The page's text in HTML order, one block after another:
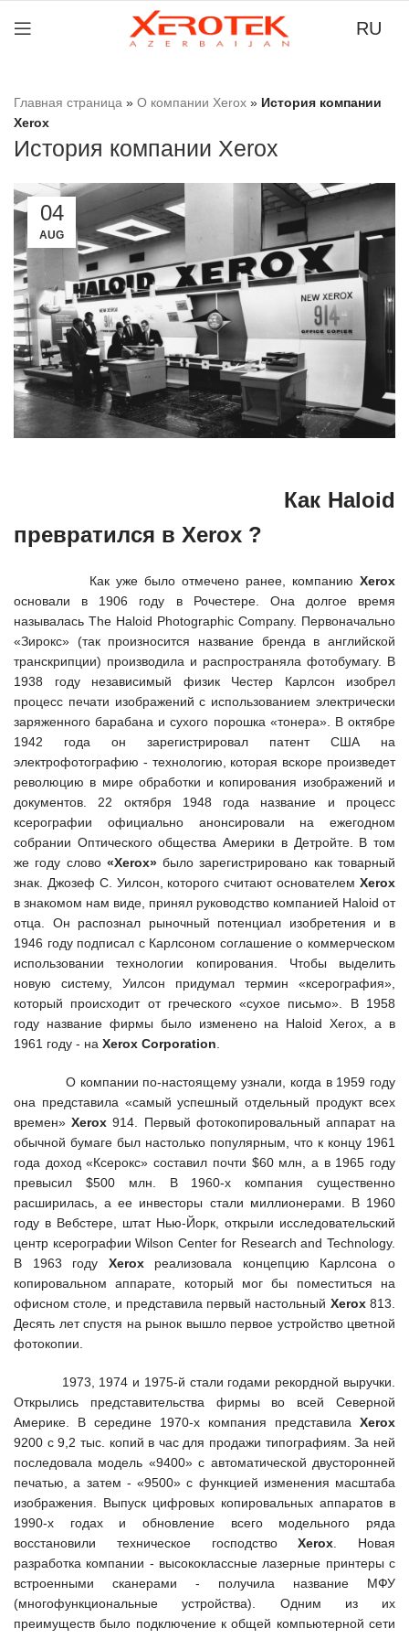
RU
Главная страница » О компании Xerox » История компании
Xerox
История компании Xerox
04
AUG
Как Haloid
превратился в Xerox ?
Как уже было отмечено ранее, компанию Xerox
основали в 1906 году в Рочестере. Она долгое время
называлась The Haloid Photographic Company. Первоначально
«Зирокс» (так произносится название бренда в английской
транскрипции) производила и распространяла фотобумагу. В
1938 году независимый физик Честер Карлсон изобрел
процесс печати изображений с использованием электрически
заряженного барабана и сухого порошка «тонера». В октябре
1942 года он зарегистрировал патент США на
электрофотографию - технологию, которая вскоре произведет
революцию в мире обработки и копирования изображений и
документов. 22 октября 1948 года название и процесс
ксерографии официально анонсировали на ежегодном
собрании Оптического общества Америки в Детройте. В том
же году слово «Xerox»было зарегистрировано как товарный
знак. Джозеф С. Уилсон, которого считают основателем Xerox
в знакомом нам виде, принял руководство компанией Haloid от
отца. Он распознал рыночный потенциал изобретения и в
1946 году подписал с Карлсоном соглашение о коммерческом
использовании технологии копирования. Чтобы выделить
новую систему, Уилсон придумал термин «ксерография»,
который происходит от греческого «сухое письмо». В 1958
году название фирмы было изменено на Haloid Xerox, а в
1961 году - на Xerox Corporation.
О компании по-настоящему узнали, когда в 1959 году
она представила «самый успешный отдельный продукт всех
времен»Xerox 914. Первый фотокопировальный аппарат на
обычной бумаге был настолько популярным, что к концу 1961
года доход «Ксерокс» составил почти $60 млн, а в 1965 году
превысил $500 млн. В 1960-х компания существенно
расширилась, а ее инвесторы стали миллионерами. В 1960
году в Вебстере, штат Нью-Йорк, открыли исследовательский
центр ксерографии Wilson Center for Research and Technology.
В 1963 году Xerox реализовала концепцию Карлсона о
копировальном аппарате, который мог бы поместиться на
офисном столе, и представила первый настольный Xerox813.
Десять лет спустя на рынок вышло первое устройство цветной
фотокопии.
1973, 1974 и 1975-й стали годами рекордной выручки.
Открылись представительства фирмы во всей Северной
Америке. В середине 1970-х компания представила Xerox
9200 с 9,2 тыс. копий в час для продажи типографиям. За ней
последовала модель «9400» с автоматической двусторонней
печатью, а затем - «9500» с функцией изменения масштаба
изображения. Выпуск цифровых копировальных аппаратов в
1990-х годах и обновление всего модельного ряда
восстановили техническое господствоXerox. Новая
разработка компании - высококлассные лазерные принтеры с
встроенными сканерами - получила название МФУ
(многофункциональные устройства). Одним из их
преимуществ было подключение к общей компьютерной сети